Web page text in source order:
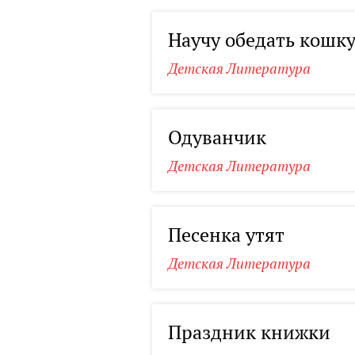
Научу обедать кошку
Детская Литература
Одуванчик
Детская Литература
Песенка утят
Детская Литература
Праздник книжки